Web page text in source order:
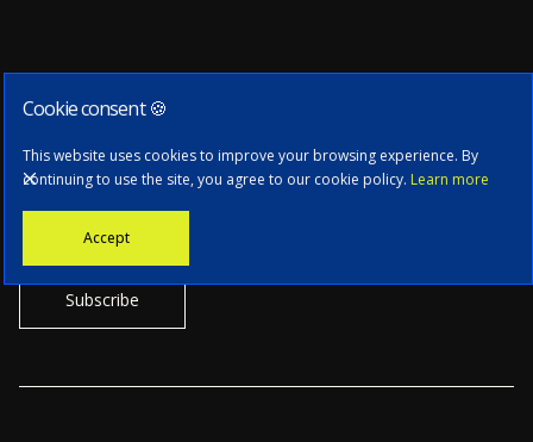
Subscribe to our newsletter
Stay informed with the latest news, tech updates, and insights from
Cookie consent 🍪
This website uses cookies to improve your browsing experience. By
continuing to use the site, you agree to our cookie policy. Learn more
Accept